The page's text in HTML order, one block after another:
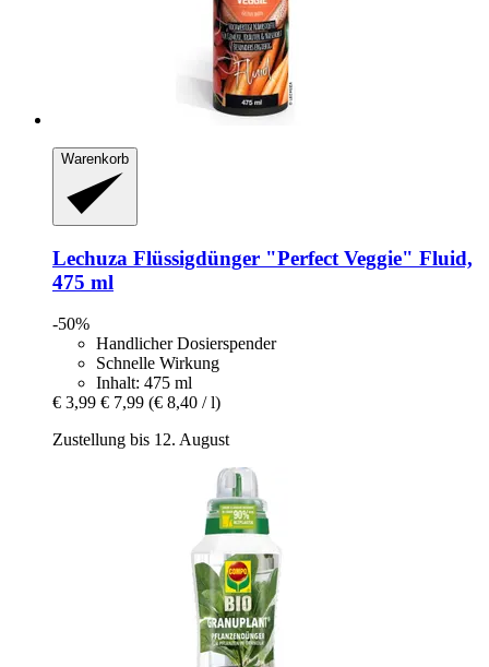
Warenkorb
Lechuza Flüssigdünger "Perfect Veggie" Fluid,
475 ml
-50%
Handlicher Dosierspender
Schnelle Wirkung
Inhalt: 475 ml
€ 3,99 € 7,99 (€ 8,40 / l)
Zustellung bis 12. August